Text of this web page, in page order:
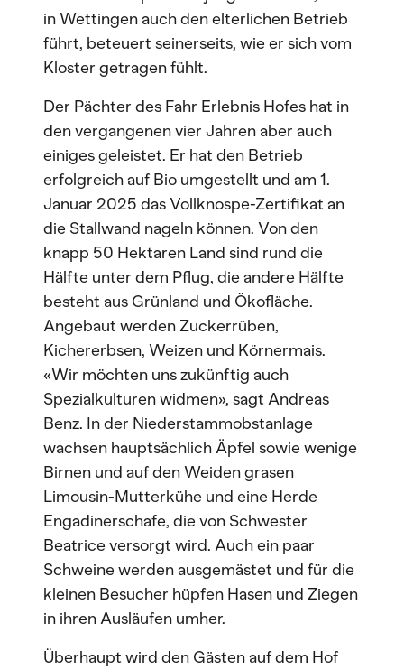
in Wettingen auch den elterlichen Betrieb
führt, beteuert seinerseits, wie er sich vom
Kloster getragen fühlt.
Der Pächter des Fahr Erlebnis Hofes hat in
den vergangenen vier Jahren aber auch
einiges geleistet. Er hat den Betrieb
erfolgreich auf Bio umgestellt und am 1.
Januar 2025 das Vollknospe-Zertifikat an
die Stallwand nageln können. Von den
knapp 50 Hektaren Land sind rund die
Hälfte unter dem Pflug, die andere Hälfte
besteht aus Grünland und Ökofläche.
Angebaut werden Zuckerrüben,
Kichererbsen, Weizen und Körnermais.
«Wir möchten uns zukünftig auch
Spezialkulturen widmen», sagt Andreas
Benz. In der Niederstammobstanlage
wachsen hauptsächlich Äpfel sowie wenige
Birnen und auf den Weiden grasen
Limousin-Mutterkühe und eine Herde
Engadinerschafe, die von Schwester
Beatrice versorgt wird. Auch ein paar
Schweine werden ausgemästet und für die
kleinen Besucher hüpfen Hasen und Ziegen
in ihren Ausläufen umher.
Überhaupt wird den Gästen auf dem Hof